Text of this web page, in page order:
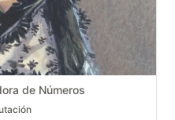
de Números